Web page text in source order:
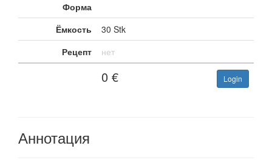
Форма
Ёмкость
30 Stk
Рецепт
нет
0 € Login
Аннотация